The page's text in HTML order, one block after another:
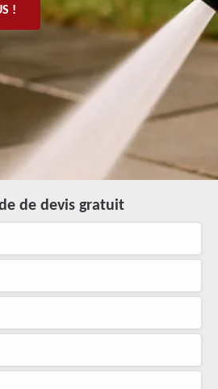
!
de devis gratuit